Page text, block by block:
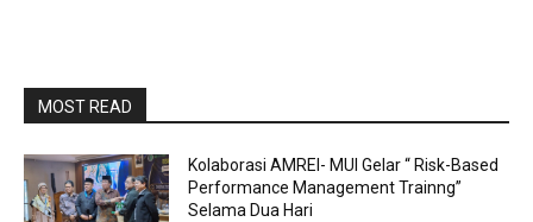
MOST READ
Kolaborasi AMREI- MUI Gelar “ Risk-Based
Performance Management Trainng”
Selama Dua Hari